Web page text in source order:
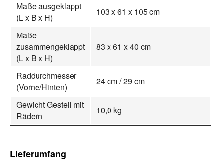
Maße ausgeklappt
(L x B x H)
103 x 61 x 105 cm
Maße
zusammengeklappt
(L x B x H)
83 x 61 x 40 cm
Raddurchmesser
(Vorne/Hinten)
24 cm / 29 cm
Gewicht Gestell mit
Rädern
10,0 kg
Lieferumfang